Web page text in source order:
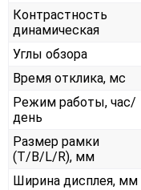
Контрастность
динамическая
Углы обзора
Время отклика, мс
Режим работы, час/
день
Размер рамки
(T/B/L/R), мм
Ширина дисплея, мм